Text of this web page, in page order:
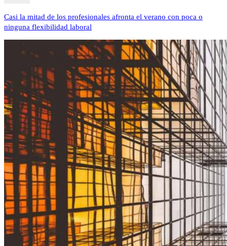
Casi la mitad de los profesionales afronta el verano con poca o
ninguna flexibilidad laboral